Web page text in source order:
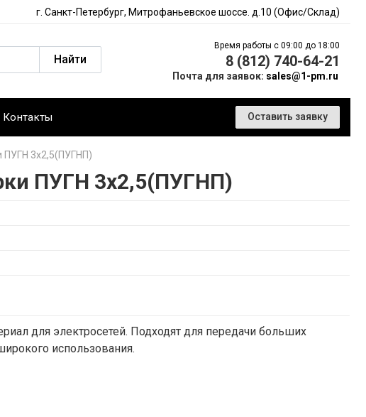
г. Санкт-Петербург, Митрофаньевское шоссе. д.10 (Офис/Склад)
Найти
Время работы с 09:00 до 18:00
8 (812) 740-64-21
Почта для заявок: sales@1-pm.ru
Контакты Оставить заявку
ПУГН 3х2,5(ПУГНП)
ПУГН 3х2,5(ПУГНП)
для электросетей. Подходят для передачи больших
использования.